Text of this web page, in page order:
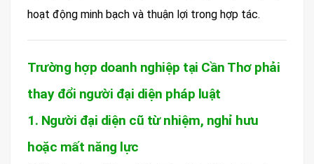
hoạt động minh bạch và thuận lợi trong hợp tác.
Trường hợp doanh nghiệp tại Cần Thơ phải
thay đổi người đại diện pháp luật
1. Người đại diện cũ từ nhiệm, nghỉ hưu
hoặc mất năng lực